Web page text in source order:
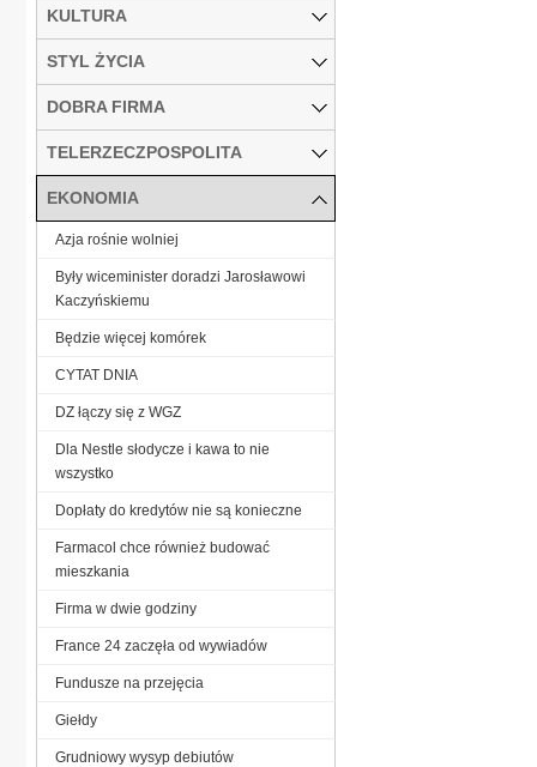
KULTURA
STYL ŻYCIA
DOBRA FIRMA
TELERZECZPOSPOLITA
EKONOMIA
Azja rośnie wolniej
Były wiceminister doradzi Jarosławowi
Kaczyńskiemu
Będzie więcej komórek
CYTAT DNIA
DZ łączy się z WGZ
Dla Nestle słodycze i kawa to nie
wszystko
Dopłaty do kredytów nie są konieczne
Farmacol chce również budować
mieszkania
Firma w dwie godziny
France 24 zaczęła od wywiadów
Fundusze na przejęcia
Giełdy
Grudniowy wysyp debiutów